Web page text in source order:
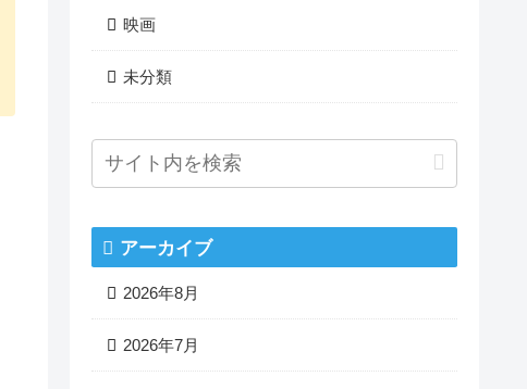
映画
未分類
アーカイブ
2026年8月
2026年7月